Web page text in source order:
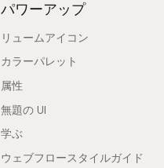
パワーアップ
リュームアイコン
カラーパレット
属性
無題の UI
学ぶ
ウェブフロースタイルガイド